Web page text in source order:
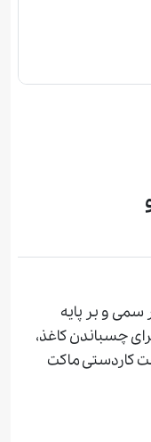
و بر پایه
چسباندن کاغذ،
کاردستی ماکت